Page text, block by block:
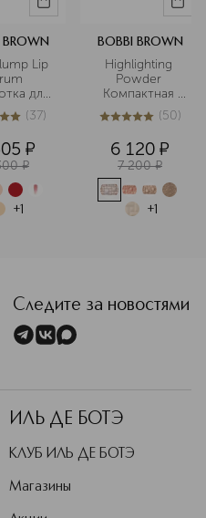
BROWN
Lip
для
губ
37 (37)
¤
¤
+1
BOBBI BROWN
Highlighting
Powder
Компактная
пудра с
эффектом
4.9из550 (50)
6 120 ¤
7 200 ¤
+1
Следите за новостями
ИЛЬ ДЕ БОТЭ
КЛУБ ИЛЬ ДЕ БОТЭ
Магазины